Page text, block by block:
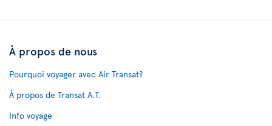
À propos de nous
Pourquoi voyager avec Air Transat?
À propos de Transat A.T.
Info voyage